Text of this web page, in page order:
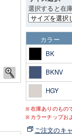
選択すると在
カラー
BK
BKNV
HGY
在庫ありのもの
カラーチップお
ご注文のキ